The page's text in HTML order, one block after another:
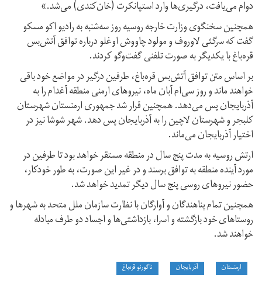
دوام می‌یافت، درگیری‌ها وارد استپانکرت (خان‌کندی) می‌شد.»
همچنین سخنگوی وزارت خارجه روسیه روز سه‌شنبه به رادیو اکو مسکو
گفت که سرگئی لاوروف و مولود چاووش اوغلو درباره توافق آتش‌بس
قره‌باغ با یکدیگر به صورت تلفنی گفت‌وگو کردند.
بر اساس متن توافق آتش‌بس قره‌باغ، طرفین درگیر در مواضع خود باقی
خواهند ماند و روز سی‌ام آبان ماه، نیروهای ارمنی منطقه آغدام را به
آذربایجان پس می‌دهد. همچنین قرار شد جمهوری ارمنستان شهرستان
کلبجر و شهرستان لاچین را به آذربایجان پس دهد. شهر شوشا نیز در
اختیار آذربایجان می‌ماند.
ارتش روسیه به مدت پنج سال در منطقه مستقر خواهد بود تا طرفین در
مورد آینده منطقه به توافق برسند و در غیر این صورت، به طور خودکار،
حضور نیروهای روسی پنج سال دیگر تمدید خواهد شد.
همچنین تمام پناهندگان و آوارگان با نظارت سازمان ملل متحد به شهرها و
روستاهای خود بازگشته و اسرا، بازداشتی‌ها و اجساد دو طرف مبادله
خواهند شد.
ارمنستان آذربایجان ناگورنو قره‌باغ